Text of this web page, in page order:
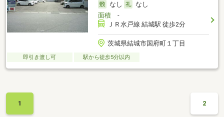
なし
なし
面積-
ＪＲ水戸線 結城駅 徒歩2分
茨城県結城市国府町１丁目
即引き渡し可 駅から徒歩5分以内
1 2